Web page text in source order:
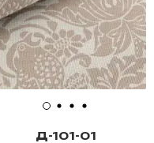
Д-101-01